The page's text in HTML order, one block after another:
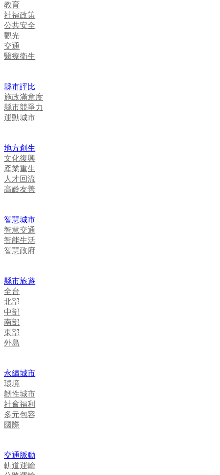
教育
社福政策
公共安全
觀光
交通
醫療衛生
縣市評比
施政滿意度
縣市競爭力
運動城市
地方創生
文化復興
產業重生
人才回流
高齡友善
智慧城市
智慧交通
智能生活
智慧政府
縣市旅遊
全台
北部
中部
南部
東部
外島
永續城市
環境
韌性城市
社會福利
多元包容
國際
交通脈動
軌道運輸